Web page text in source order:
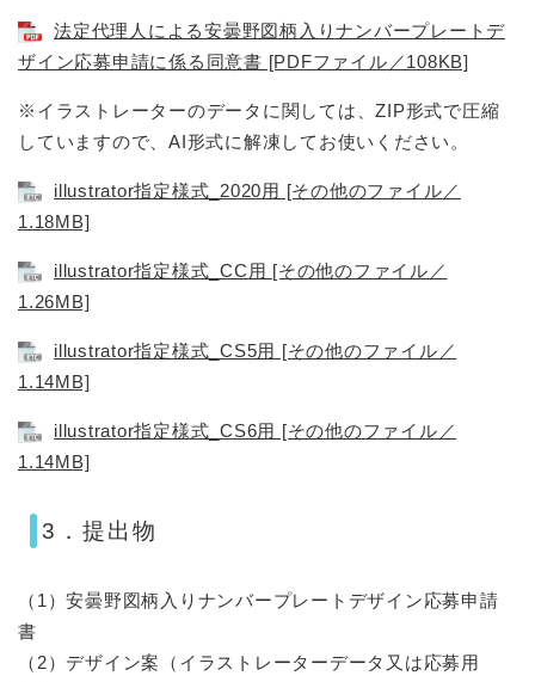
法定代理人による安曇野図柄入りナンバープレートデ
ザイン応募申請に係る同意書 [PDFファイル／108KB]
※イラストレーターのデータに関しては、ZIP形式で圧縮
していますので、AI形式に解凍してお使いください。
illustrator指定様式_2020用 [その他のファイル／
1.18MB]
illustrator指定様式_CC用 [その他のファイル／
1.26MB]
illustrator指定様式_CS5用 [その他のファイル／
1.14MB]
illustrator指定様式_CS6用 [その他のファイル／
1.14MB]
3．提出物
（1）安曇野図柄入りナンバープレートデザイン応募申請
書
（2）デザイン案（イラストレーターデータ又は応募用